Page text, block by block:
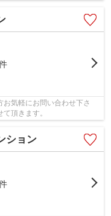
気軽にお問い合わせ下さ
頂きます。
ション